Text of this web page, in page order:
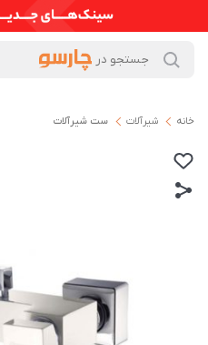
خانه شیرآلات ست شیرآلات